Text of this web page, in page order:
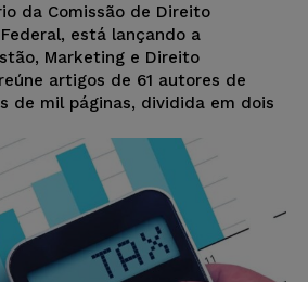
da Comissão de Direito
está lançando a
Marketing e Direito
artigos de 61 autores de
de mil páginas, dividida em dois